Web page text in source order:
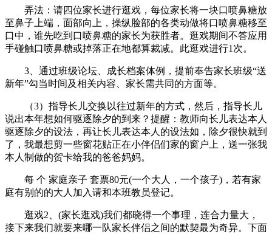
弄法：请四位家长进行逛戏，每位家长将一块口喷鼻糖放
至鼻子上端，面部向上，操纵脸部的各类动做将口喷鼻糖移至
口中，谁先吃到口喷鼻糖的家长为获胜者。逛戏期间不答应用
手碰触口喷鼻糖或掉落正在地都算裁减。此逛戏进行1次。
3、通过班级论坛、成长档案体例，提前奉告家长班级“送
新年”勾当时间及相关内容、家长需共同的方面等。
（3）指导长儿交换以往过新年的方式，然后，指导长儿
说出本年想如何驱逐除夕的到来？提醒：教师向长儿表达本人
驱逐除夕的设法，再让长儿表达本人的设法如，除夕很快就到
了，我最想剪一些窗花贴正在小伴侣们家的窗户上，送一张我
本人制做的贺卡给我的爸爸妈妈。
每 个 家庭亲子 套票80元(一个大人，一个孩子)，若有家
庭有别的的大人加入请和本班教员登记。
逛戏2、(家长逛戏)我们都晓得一个事理，连合力量大，
接下来我们就要来哪一队家长伴侣之间的默契最为奇异。下面